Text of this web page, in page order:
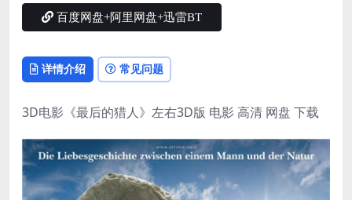
百度网盘+阿里网盘+迅雷BT
详情介绍 常见问题
3D电影《最后的猎人》左右3D版 电影 高清 网盘 下载